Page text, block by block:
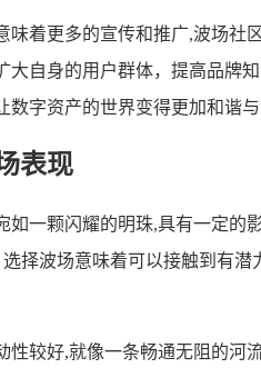
味着更多的宣传和推广,波场社
大自身的用户群体，提高品牌
数字资产的世界变得更加和谐与
表现
如一颗闪耀的明珠,具有一定的
择波场意味着可以接触到有
性较好,就像一条畅通无阻的河